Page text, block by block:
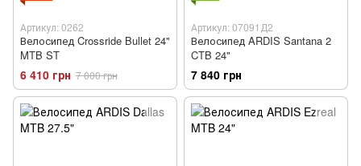
Артикул: 0262
Велосипед Crossride Bullet 24"
MTB ST
6 410 грн 7 000 грн
Артикул: 07091Д2
Велосипед ARDIS Santana 2
CTB 24"
7 840 грн